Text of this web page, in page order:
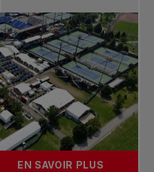
EN SAVOIR PLUS